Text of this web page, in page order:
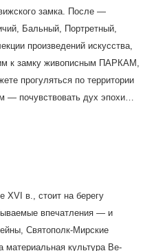
замка. После —
Бальный, Портретный,
произведений искусства,
к замку живописным ПАРКАМ,
прогуляться по территории
— почувствовать дух эпохи…
в., стоит на берегу
впечатления — и
Святополк-Мирские
материальная культура Ве-